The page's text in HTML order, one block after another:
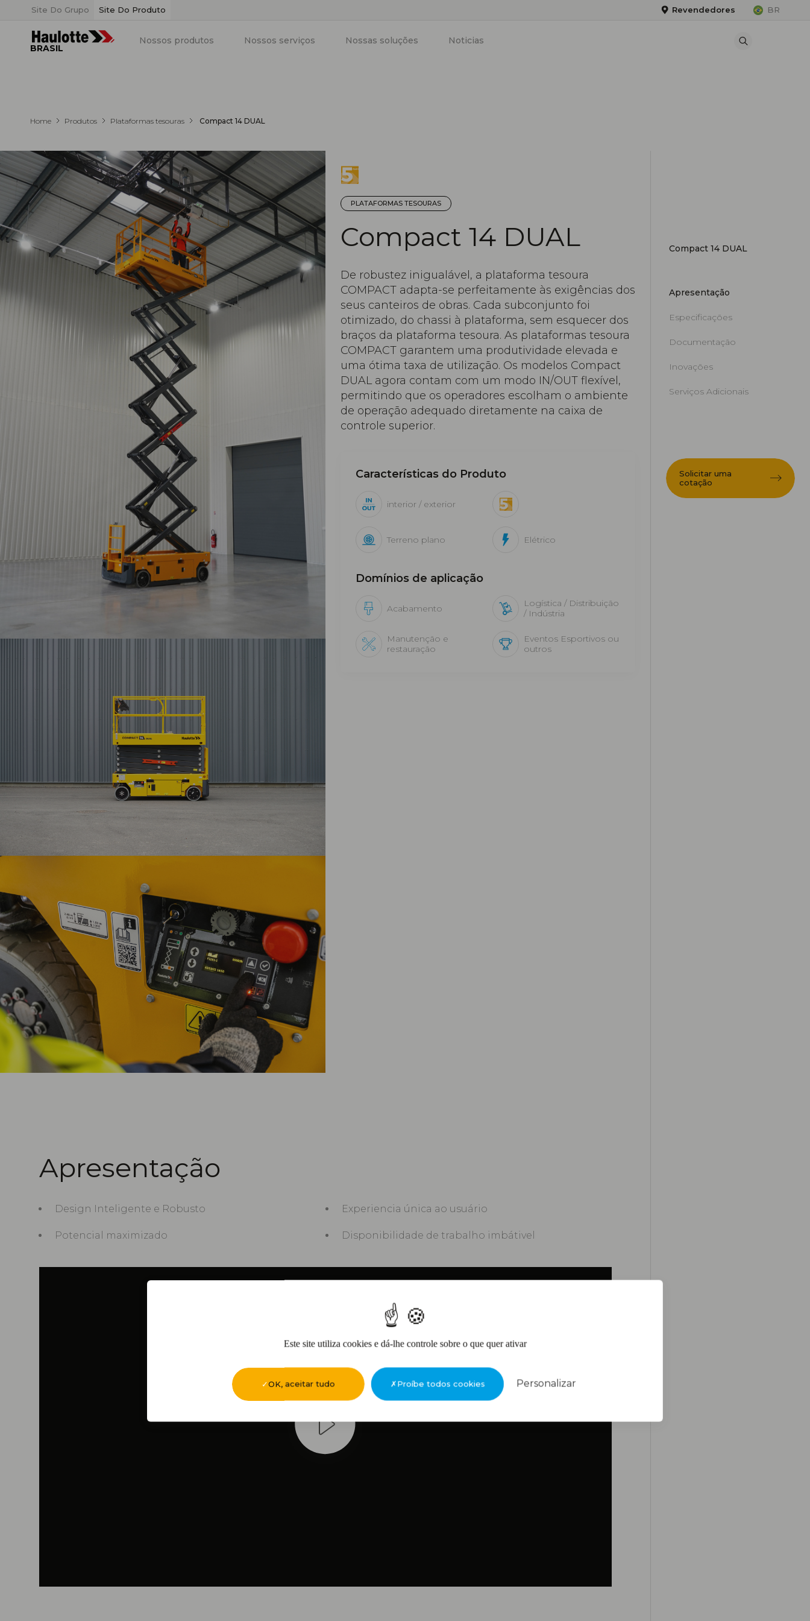
Painel de Gerenciamento de Cookies
Este site utiliza cookies e dá-lhe controle sobre o que quer ativar
OK, aceitar tudo Proíbe todos cookies Personalizar
BRASIL
Site Do Produto
Nossos produtos Nossos serviços Nossas soluções Noticias
Revendedores BR
Site Do Grupo
Home Produtos Plataformas tesouras Compact 14 DUAL
PLATAFORMAS TESOURAS
Compact 14 DUAL
De robustez inigualável, a plataforma tesoura
COMPACT adapta-se perfeitamente às exigências dos
seus canteiros de obras. Cada subconjunto foi
otimizado, do chassi à plataforma, sem esquecer dos
braços da plataforma tesoura. As plataformas tesoura
COMPACT garantem uma produtividade elevada e
uma ótima taxa de utilização. Os modelos Compact
DUAL agora contam com um modo IN/OUT flexível,
permitindo que os operadores escolham o ambiente
de operação adequado diretamente na caixa de
controle superior.
Características do Produto
interior / exterior
Terreno plano Elétrico
Domínios de aplicação
Acabamento
Logística / Distribuição
/ Indústria
Manutenção e
restauração
Eventos Esportivos ou
outros
Compact 14 DUAL
Solicitar uma
cotação
Apresentação
Especificações
Documentação
Inovações
Serviços Adicionais
Apresentação
Design Inteligente e Robusto
Potencial maximizado
Experiencia única ao usuário
Disponibilidade de trabalho imbátivel